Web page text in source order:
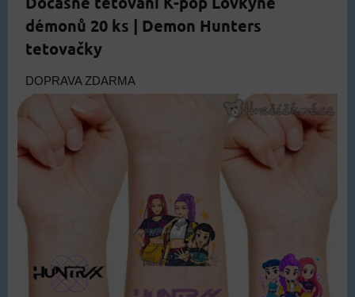
démonů 20 ks | Demon Hunters
tetovačky
DOPRAVA ZDARMA